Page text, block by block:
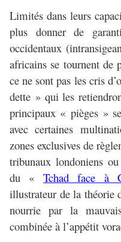
Limités dans leurs
plus donner de
occidentaux
africains se tournent de
ce ne sont pas les cris
dette » qui les
principaux « pièges »
avec certaines
zones exclusives de
tribunaux londoniens
du «Tchad face à
illustrateur de la théorie
nourrie par la
combinée à l’appétit